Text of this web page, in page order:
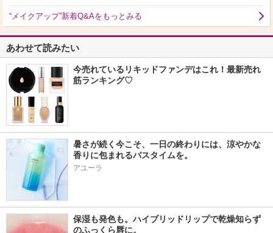
“メイクアップ”新着Q&Aをもっとみる
あわせて読みたい
今売れているリキッドファンデはこれ！最新売れ
筋ランキング♡
暑さが続く今こそ、一日の終わりには、涼やかな
香りに包まれるバスタイムを。
アユーラ
保湿も発色も。ハイブリッドリップで乾燥知らず
のふっくら唇に。